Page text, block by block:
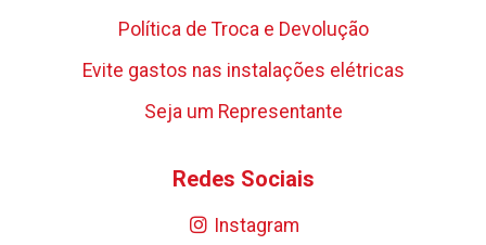
Política de Troca e Devolução
Evite gastos nas instalações elétricas
Seja um Representante
Redes Sociais
Instagram